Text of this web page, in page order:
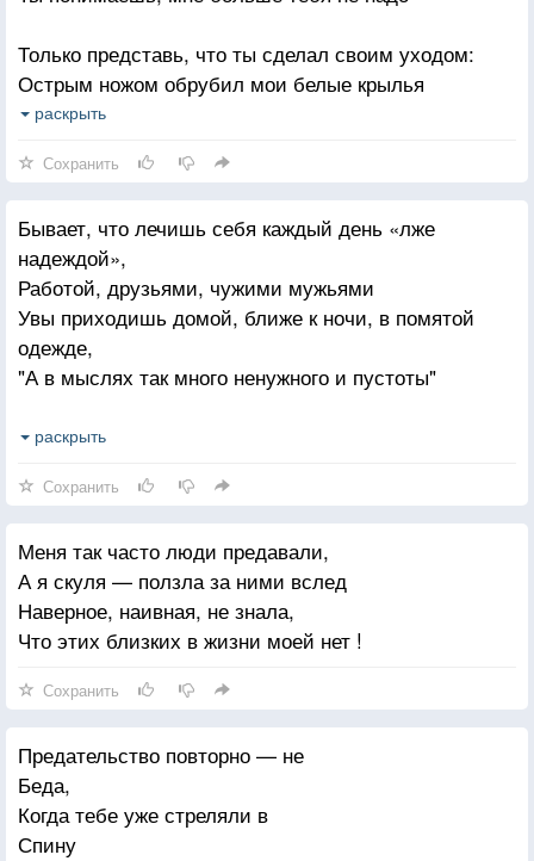
Только представь, что ты сделал своим уходом:
Острым ножом обрубил мои белые крылья
Ты для меня идеалом был, даже Богом!
Всем говорю «спасибо» и улыбаюсь!
Я ни одной ошибки не повторяю!
Знаешь, я в людях больше не ошибаюсь,
Если уходят — значит я отпускаю.
раскрыть
Сохранить
Бывает, что лечишь себя каждый день «лже
надеждой»,
Работой, друзьями, чужими мужьями
Увы приходишь домой, ближе к ночи, в помятой
одежде,
"А в мыслях так много ненужного и пустоты"
Попытки забыться, послать всех кто рядом
Не действуют, я же пыталась, такой вот расклад.
Давай мы с тобой все же встретимся — ты мне
расскажешь
Кто был в нашей ссоре два года назад виноват?!
раскрыть
Сохранить
Меня так часто люди предавали,
А я скуля — ползла за ними вслед
Наверное, наивная, не знала,
Что этих близких в жизни моей нет !
Сохранить
Предательство повторно — не
Беда,
Когда тебе уже стреляли в
Спину